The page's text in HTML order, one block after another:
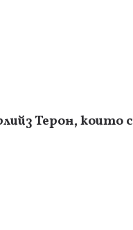
Терон, които